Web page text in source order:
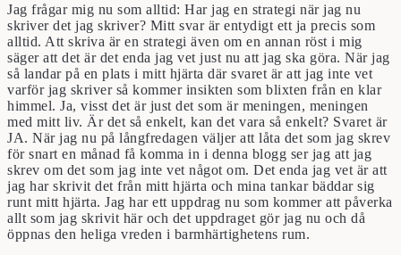
Jag frågar mig nu som alltid: Har jag en strategi när jag nu
skriver det jag skriver? Mitt svar är entydigt ett ja precis som
alltid. Att skriva är en strategi även om en annan röst i mig
säger att det är det enda jag vet just nu att jag ska göra. När jag
så landar på en plats i mitt hjärta där svaret är att jag inte vet
varför jag skriver så kommer insikten som blixten från en klar
himmel. Ja, visst det är just det som är meningen, meningen
med mitt liv. Är det så enkelt, kan det vara så enkelt? Svaret är
JA. När jag nu på långfredagen väljer att låta det som jag skrev
för snart en månad få komma in i denna blogg ser jag att jag
skrev om det som jag inte vet något om. Det enda jag vet är att
jag har skrivit det från mitt hjärta och mina tankar bäddar sig
runt mitt hjärta. Jag har ett uppdrag nu som kommer att påverka
allt som jag skrivit här och det uppdraget gör jag nu och då
öppnas den heliga vreden i barmhärtighetens rum.